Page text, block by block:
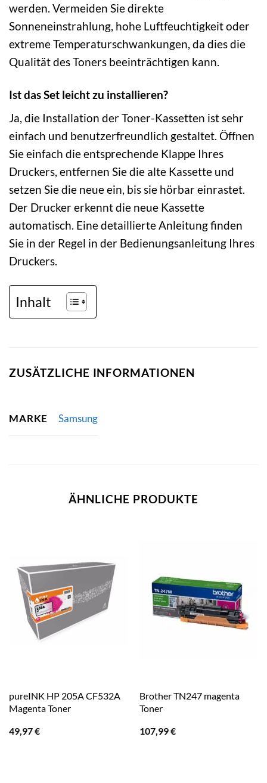
werden. Vermeiden Sie direkte
Sonneneinstrahlung, hohe Luftfeuchtigkeit oder
extreme Temperaturschwankungen, da dies die
Qualität des Toners beeinträchtigen kann.
Ist das Set leicht zu installieren?
Ja, die Installation der Toner-Kassetten ist sehr
einfach und benutzerfreundlich gestaltet. Öffnen
Sie einfach die entsprechende Klappe Ihres
Druckers, entfernen Sie die alte Kassette und
setzen Sie die neue ein, bis sie hörbar einrastet.
Der Drucker erkennt die neue Kassette
automatisch. Eine detaillierte Anleitung finden
Sie in der Regel in der Bedienungsanleitung Ihres
Druckers.
Inhalt
ZUSÄTZLICHE INFORMATIONEN
MARKE Samsung
ÄHNLICHE PRODUKTE
pureINK HP 205A CF532A
Magenta Toner
49,97€
Brother TN247 magenta
Toner
107,99€